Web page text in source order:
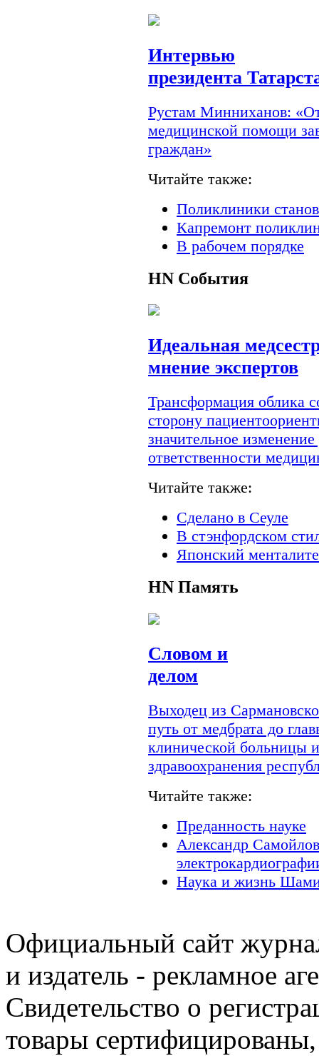
Интервью
президента
Рустам Минниханов:
медицинской помощи
граждан»
Читайте также:
Поликлиники
Капремонт
В рабочем порядке
HN События
Идеальная
мнение экспертов
Трансформация облика
сторону
значительное
ответственности
Читайте также:
Сделано в Сеуле
В стэнфордском
Японский
HN Память
Словом и
делом
Выходец из
путь от медбрата до
клинической больницы
здравоохранения
Читайте также:
Преданность науке
Александр
Наука и жизнь
Официальный сайт
и издатель - рекламное
Свидетельство о
товары